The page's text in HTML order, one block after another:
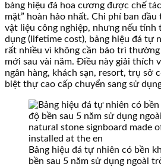
bảng hiệu đá hoa cương được chế
mặt” hoàn hảo nhất. Chi phí ban
vật liệu công nghiệp, nhưng nếu
dụng (lifetime cost), bảng hiệu đá tự
rất nhiều vì không cần bảo trì
mới sau vài năm. Điều này giải thích
ngân hàng, khách sạn, resort, trụ sở
biệt thự cao cấp chuyển sang sử
Bảng hiệu đá tự nhiên có bền
bền sau 5 năm sử dụng ngoài